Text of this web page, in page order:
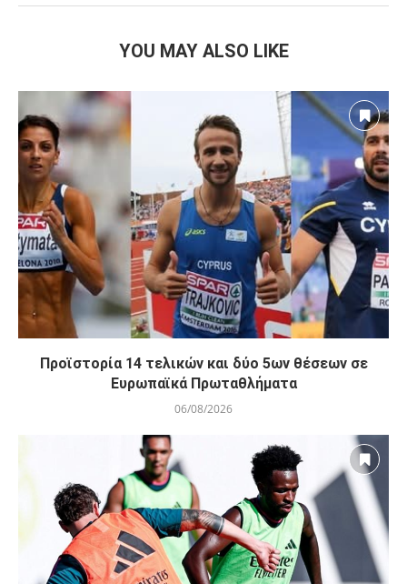
YOU MAY ALSO LIKE
Προϊστορία 14 τελικών και δύο 5ων θέσεων σε
Ευρωπαϊκά Πρωταθλήματα
06/08/2026